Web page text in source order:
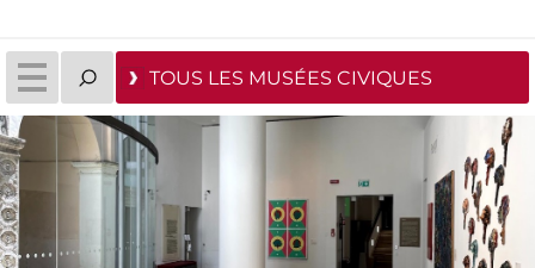
TOUS LES MUSÉES CIVIQUES